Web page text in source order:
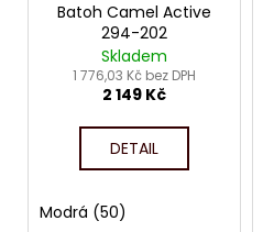
A
R
M
A
Batoh Camel Active
294-202
Skladem
1 776,03 Kč bez DPH
2 149 Kč
DETAIL
Modrá (50)